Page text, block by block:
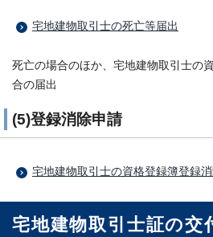
宅地建物取引士の死亡等届出
死亡の場合のほか、宅地建物取引士の
合の届出
(5)登録消除申請
宅地建物取引士の資格登録簿登録
宅地建物取引士証の交